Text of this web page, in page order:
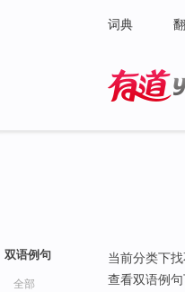
词典
双语例句
全部
当前分类下
查看双语例